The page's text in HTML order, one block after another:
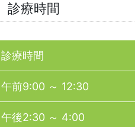
診療時間
診療時間
午前9:00 ～ 12:30
午後2:30 ～ 4:00